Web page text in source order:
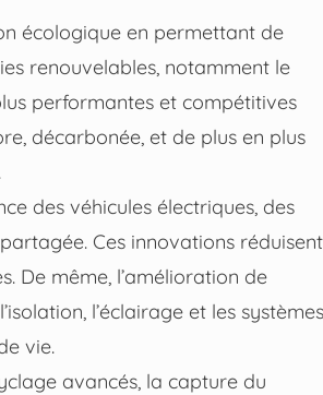
écologique en permettant de
renouvelables, notamment le
performantes et compétitives
décarbonée, et de plus en plus
des véhicules électriques, des
Ces innovations réduisent
De même, l’amélioration de
l’éclairage et les systèmes
vie.
avancés, la capture du